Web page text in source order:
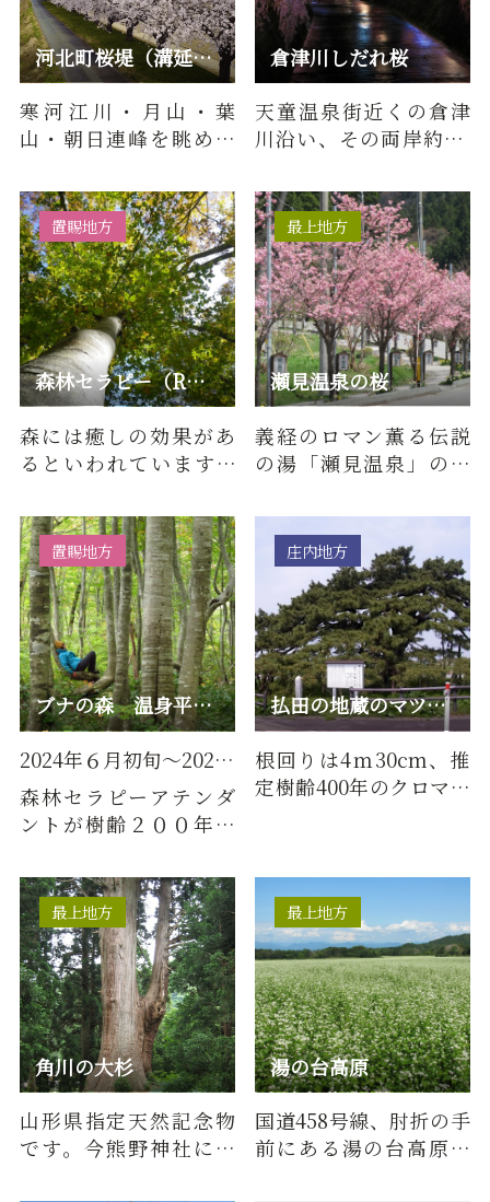
河北町桜堤（溝延橋付近）
寒河江川・月山・葉
山・朝日連峰を眺めな
る桜並木を散歩してみ
てはいかが…
倉津川しだれ桜
天童温泉街近くの倉津
川沿い、その両岸約1.4
月中旬の天童桜まつり
期間中…
森林セラピー（R）基地 ブナの森 温身平（ぬくみだいら）
置賜地方
森には癒しの効果があ
るといわれています。
は、この効果を活かし
て心身の元…
瀬見温泉の桜
最上地方
義経のロマン薫る伝説
の湯「瀬見温泉」の桜
り温泉街へ向かい、清
流最上小…
ブナの森 温身平リトリートツアー 森の中でお昼寝・ティータ…
置賜地方
2024年６月初旬～2024年１0月下旬ごろ
森林セラピーアテンダ
ントが樹齢２００年を
案内します。季節ごとの
おすす…
払田の地蔵のマツ（県指定文化財）
庄内地方
根回りは4ｍ30cm、推
定樹齢400年のクロマツ
角川の大杉
最上地方
山形県指定天然記念物
です。今熊野神社にあ
湯の台高原
最上地方
国道458号線、肘折の手
前にある湯の台高原。